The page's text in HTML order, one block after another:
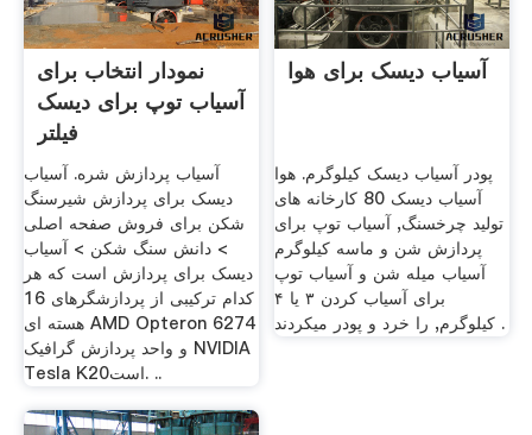
نمودار انتخاب برای
آسیاب توپ برای دیسک
فیلتر
آسیاب پردازش شره. آسیاب
دیسک برای پردازش شیرسنگ
شکن برای فروش صفحه اصلی
> دانش سنگ شکن > آسیاب
دیسک برای پردازش است که هر
کدام ترکیبی از پردازشگرهای 16
هسته ای AMD Opteron 6274
و واحد پردازش گرافیک NVIDIA
Tesla K20است. ..
آسیاب دیسک برای هوا
پودر آسیاب دیسک کیلوگرم. هوا
آسیاب دیسک 80 کارخانه های
تولید چرخسنگ, آسیاب توپ برای
پردازش شن و ماسه کیلوگرم
آسیاب میله شن و آسیاب توپ
برای آسیاب کردن ۳ یا ۴
کیلوگرم, را خرد و پودر میکردند .